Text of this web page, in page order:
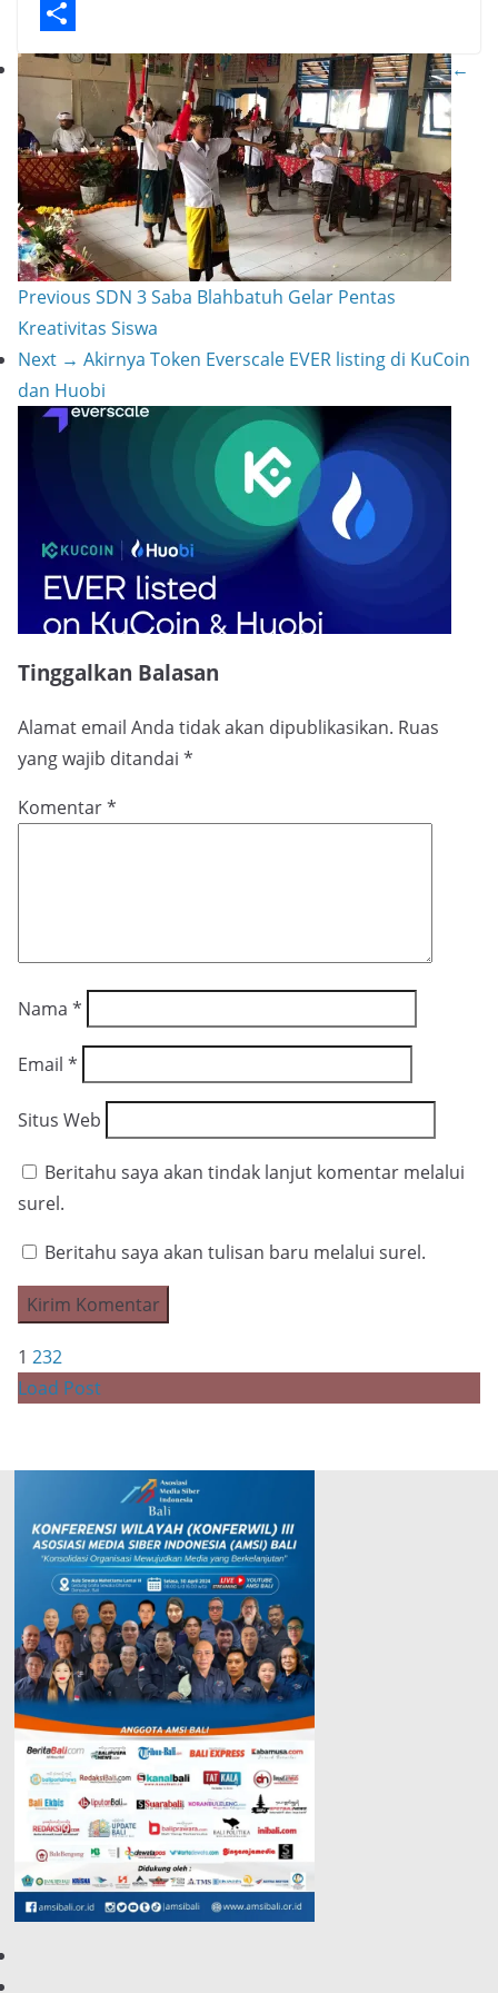
p
t
e
r
s
t
i
l
p
y
i
n
k
S
h
a
r
e
←
Previous SDN 3 Saba Blahbatuh Gelar Pentas
Kreativitas Siswa
Next → Akirnya Token Everscale EVER listing di KuCoin
dan Huobi
Tinggalkan Balasan
Alamat email Anda tidak akan dipublikasikan. Ruas
yang wajib ditandai *
Komentar*
Nama *
Email *
Situs Web
Beritahu saya akan tindak lanjut komentar melalui
surel.
Beritahu saya akan tulisan baru melalui surel.
1 232
Load Post